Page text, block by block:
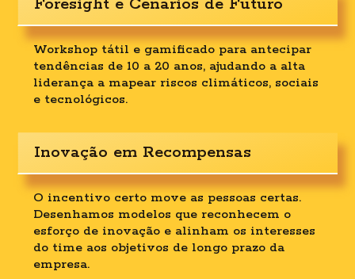
Foresight e Cenários de Futuro
Workshop tátil e gamificado para antecipar
tendências de 10 a 20 anos, ajudando a alta
liderança a mapear riscos climáticos, sociais
e tecnológicos.
Inovação em Recompensas
O incentivo certo move as pessoas certas.
Desenhamos modelos que reconhecem o
esforço de inovação e alinham os interesses
do time aos objetivos de longo prazo da
empresa.